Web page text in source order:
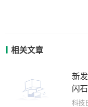
相关文章
新
闪
科技